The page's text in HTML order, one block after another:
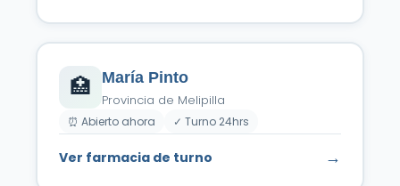
🏥 María Pinto
Provincia de Melipilla
⏰ Abierto ahora ✓ Turno 24hrs
Ver farmacia de turno →